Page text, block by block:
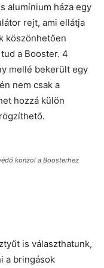
alumínium háza egy
rejt, ami ellátja
köszönhetően
a Booster. 4
mellé bekerült egy
nem csak a
hozzá külön
konzol a Boosterhez
is választhatunk,
a bringások